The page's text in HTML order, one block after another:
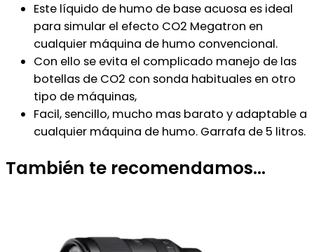
Este líquido de humo de base acuosa es ideal
para simular el efecto CO2 Megatron en
cualquier máquina de humo convencional.
Con ello se evita el complicado manejo de las
botellas de CO2 con sonda habituales en otro
tipo de máquinas,
Facil, sencillo, mucho mas barato y adaptable a
cualquier máquina de humo. Garrafa de 5 litros.
También te recomendamos…